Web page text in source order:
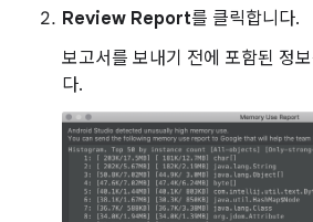
Review Report를 클릭합니다.
보고서를 보내기 전에 포함된 정
다.